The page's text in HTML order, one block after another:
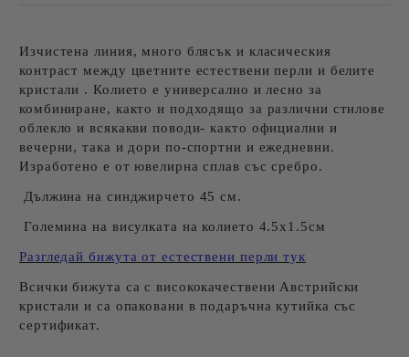
Изчистена линия, много блясък и класическия
контраст между цветните естествени перли и белите
кристали . Колието е универсално и лесно за
комбиниране, както и подходящо за различни стилове
облекло и всякакви поводи- както официални и
вечерни, така и дори по-спортни и ежедневни.
Изработено е от ювелирна сплав със сребро.
Дължина на синджирчето 45 см.
Големина на висулката на колието 4.5x1.5см
Разгледай бижута от естествени перли тук
Всички бижута са с висококачествени Австрийски
кристали и са опаковани в подаръчна кутийка със
сертификат.